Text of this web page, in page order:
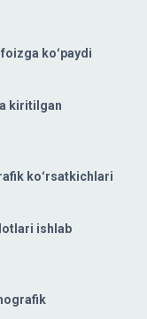
koʻpaydi
kiritilgan
koʻrsatkichlari
ishlab